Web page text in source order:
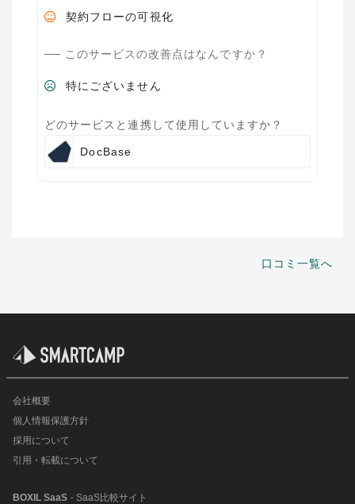
契約フローの可視化
このサービスの改善点はなんですか？
特にございません
どのサービスと連携して使用していますか？
DocBase
口コミ一覧へ
会社概要
個人情報保護方針
採用について
引用・転載について
BOXIL SaaS - SaaS比較サイト